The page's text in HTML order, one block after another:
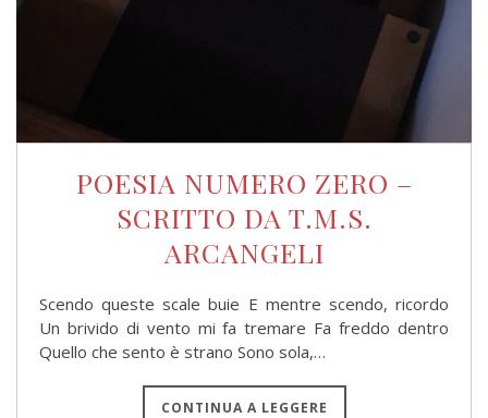
POESIA NUMERO ZERO –
SCRITTO DA T.M.S.
ARCANGELI
Scendo queste scale buie E mentre scendo, ricordo
Un brivido di vento mi fa tremare Fa freddo dentro
Quello che sento è strano Sono sola,…
CONTINUA A LEGGERE